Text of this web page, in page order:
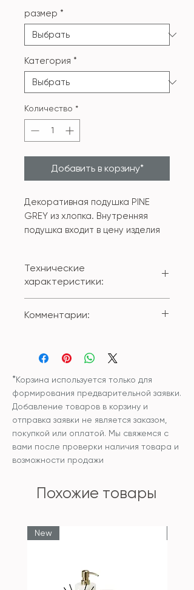
размер *
Категория *
Количество *
Добавить в корзину*
Декоративная подушка PINE
GREY из хлопка. Внутренняя
подушка входит в цену изделия
Технические
характеристики:
100% хлопок
внутренней подушки:
гипоаллергенный
наполнитель
Уход: рекомендована
химчистка изделия.
Температура не выше 30С
Комментарии:
цену изделия
*Корзина используется только для
формирования предварительной заявки.
Добавление товаров в корзину и
отправка заявки не является заказом,
покупкой или оплатой. Мы свяжемся с
вами после проверки наличия товара и
возможности продажи
Похожие товары
New